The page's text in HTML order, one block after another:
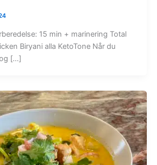
15 min + marinering Total
Biryani alla KetoTone Når du
[…]